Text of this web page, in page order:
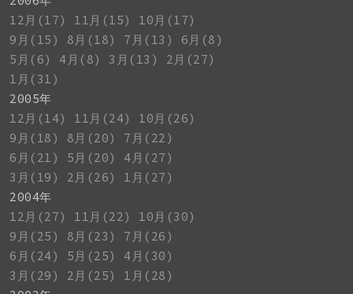
12月(17)
11月(15)
10月(17)
9月(15)
8月(18) 7月(13)
6月(8)
5月(6)
4月(8) 3月(13)
2月(27)
1月(31)
2005年
12月(14)
11月(24)
10月(26)
9月(18)
8月(20)
7月(22)
6月(21)
5月(20)
4月(27)
3月(19)
2月(26)
1月(27)
2004年
12月(27)
11月(22)
10月(30)
9月(25)
8月(23)
7月(26)
6月(24)
5月(25)
4月(30)
3月(29)
2月(25)
1月(28)